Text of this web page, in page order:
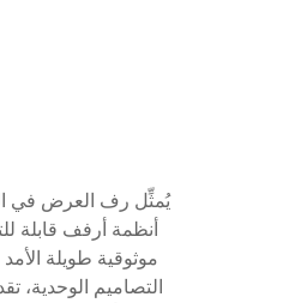
يُمثِّل رف العرض في
أنظمة أرفف قابلة
التصاميم الوحدية،